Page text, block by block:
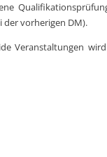
der vorherigen DM).
Veranstaltungen